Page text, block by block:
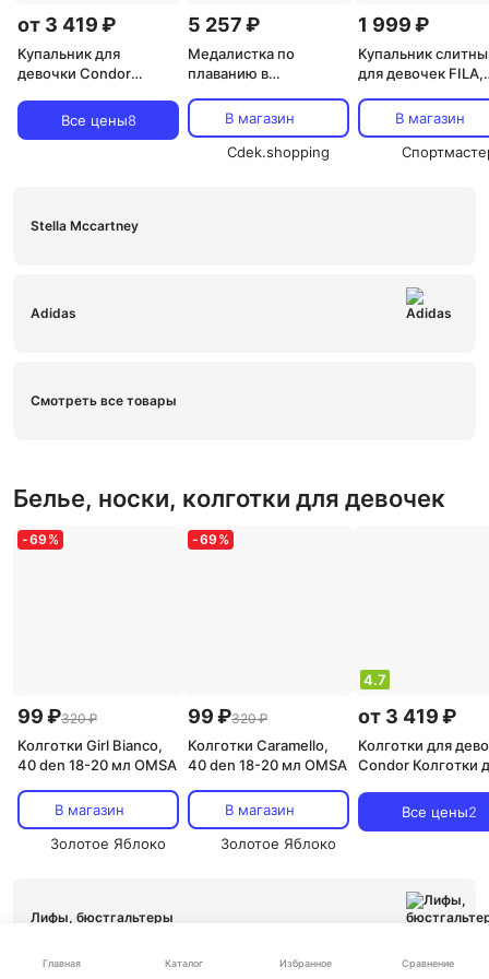
Главная Каталог Избранное Сравнение
от 3 419 ₽
Купальник для
девочки Condor
девочек, розовый
Все цены8
5 257 ₽
Медалистка по
плаванию в
купальнике с
логотипом Speedo,
цвет cobalt pop
В магазин
Cdek.shopping
1 999 ₽
Купальник
для девочек FILA,
В магазин
Stella Mccartney
Adidas
Смотреть все товары
Белье, носки, колготки для девочек
-69 %
99 ₽320 ₽
Колготки Girl Bianco,
40 den 18-20 мл OMSA
В магазин
Золотое Яблоко
-69 %
99 ₽320 ₽
Колготки Caramello,
40 den 18-20 мл OMSA
В магазин
Золотое Яблоко
4.7
от 3 419 ₽
Колготки для
Condor Колготки
Все цены2
Лифы, бюстгальтеры